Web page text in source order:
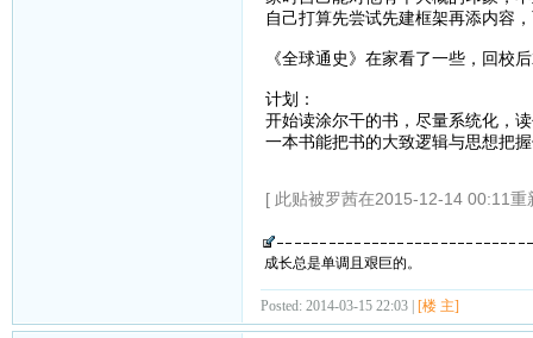
自己打算先尝试先建框架再添内容
《全球通史》在家看了一些，回校
计划：
开始读涂尔干的书，尽量系统化，
一本书能把书的大致逻辑与思想把
[ 此贴被罗茜在2015-12-14 00:11重
成长总是单调且艰巨的。
Posted: 2014-03-15 22:03 | [楼 主]